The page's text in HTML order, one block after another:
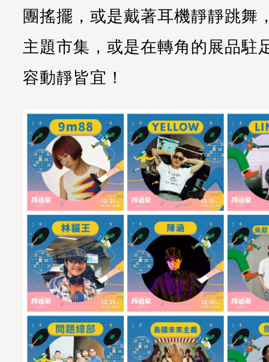
團搖擺，或是戴著耳機靜靜跳舞
主題市集，或是在轉角的展品駐
容動靜皆宜！